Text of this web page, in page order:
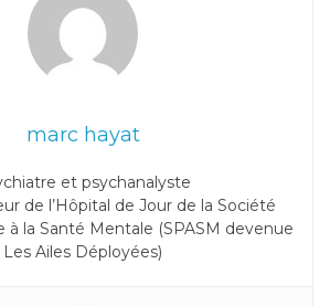
marc hayat
et psychanalyste
de l’Hôpital de Jour de la Société
à la Santé Mentale (SPASM devenue
Les Ailes Déployées)